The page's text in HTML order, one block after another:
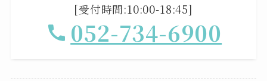
[受付時間:10:00-18:45]
052-734-6900